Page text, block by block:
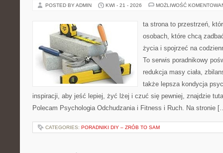
POSTED BY ADMIN KWI - 21 - 2026 MOŻLIWOŚĆ
ta strona to przestrzeń,
osobach, które chcą
życia i spojrzeć na
To serwis poradnikowy
redukcja masy ciała,
także lepsza kondycja
inspiracji, aby jeść lepiej, żyć lżej i czuć się pewniej, znajdzie
Polecam Psychologia Odchudzania i Fitness i Ruch. Na stronie
CATEGORIES: PORADNIKI DIY – ZRÓB TO SAM